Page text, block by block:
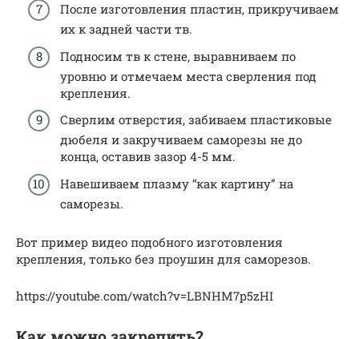
После изготовления пластин, прикручиваем
их к задней части тв.
Подносим тв к стене, выравниваем по
уровню и отмечаем места сверления под
крепления.
Сверлим отверстия, забиваем пластиковые
дюбеля и закручиваем саморезы не до
конца, оставив зазор 4-5 мм.
Навешиваем плазму “как картину” на
саморезы.
Вот пример видео подобного изготовления
крепления, только без проушин для саморезов.
https://youtube.com/watch?v=LBNHM7p5zHI